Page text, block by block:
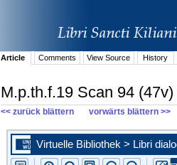
Article Comments View Source History
M.p.th.f.19 Scan 94 (47v)
<< zurück blättern vorwärts blättern >>